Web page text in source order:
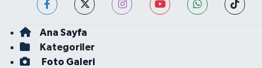
Ana Sayfa
Kategoriler
Foto Galeri